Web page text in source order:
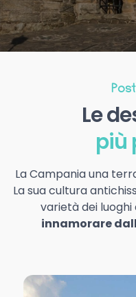
Le
più
La Campania una
La sua cultura
varietà dei
innamorare